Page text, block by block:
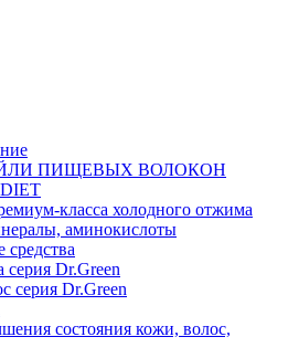
ПИЩЕВЫХ ВОЛОКОН
класса холодного отжима
аминокислоты
средства
серия Dr.Green
серия Dr.Green
состояния кожи, волос,